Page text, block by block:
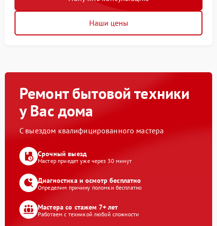
Наши цены
Ремонт бытовой техники
у Вас дома
С выездом квалифицированного мастера
Срочный выезд
Мастер приедет уже через 30 минут
Диагностика и осмотр бесплатно
Определим причину поломки бесплатно
Мастера со стажем 7+ лет
Работаем с техникой любой сложности